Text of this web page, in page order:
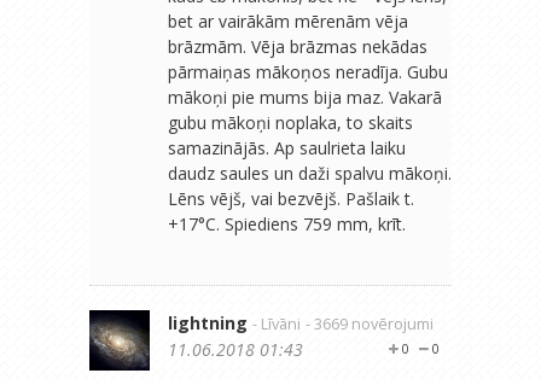
bet ar vairākām mērenām vēja
brāzmām. Vēja brāzmas nekādas
pārmaiņas mākoņos neradīja. Gubu
mākoņi pie mums bija maz. Vakarā
gubu mākoņi noplaka, to skaits
samazinājās. Ap saulrieta laiku
daudz saules un daži spalvu mākoņi.
Lēns vējš, vai bezvējš. Pašlaik t.
+17°C. Spiediens 759 mm, krīt.
lightning - Līvāni - 3669 novērojumi
0
0
11.06.2018 01:43